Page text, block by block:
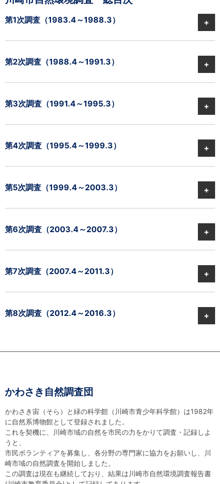
第1次調査 （1983.4～1988.3）
第2次調査 （1988.4～1991.3）
第3次調査 （1991.4～1995.3）
第4次調査 （1995.4～1999.3）
第5次調査 （1999.4～2003.3）
第6次調査 （2003.4～2007.3）
第7次調査 （2007.4～2011.3）
第8次調査 （2012.4～2016.3）
かわさき自然調査団
かわさき宙（そら）と緑の科学館（川崎市青少年科学館）は1982年
に自然系博物館として登録されました。
これを契機に、川崎市域の自然を市民の力をかりて調査・記録しよ
うと、
市民ボランティアを募集し、各分野の専門家に協力をお願いし、川
崎市域の自然調査を開始しました。
この調査は現在も継続しており、結果は川崎市自然環境調査報告書